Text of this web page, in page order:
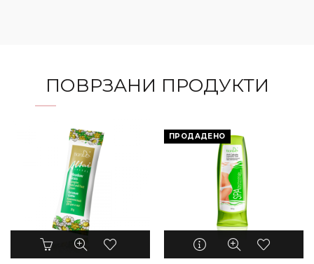
ПОВРЗАНИ ПРОДУКТИ
ПРОДАДЕНО